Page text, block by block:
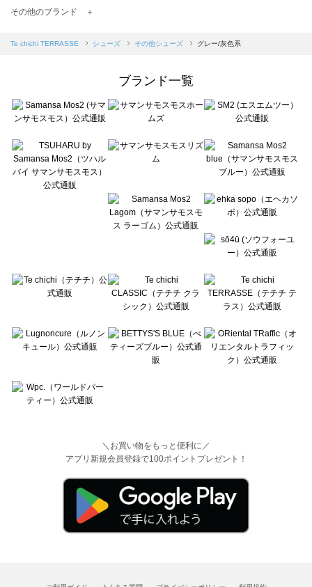
Samansa Mos2 blue（サマンサモスモス ブルー）のその他シューズ一覧
sō4ū（ソウフォーユー）のその他シューズ一覧
Te chichi（テチチ）のその他シューズ一覧
Te chichi CLASSIC（テチチ クラシック）のその他シューズ一覧
Lugnoncure（ルノンキュール）のその他シューズ一覧
BETTY'S BLUE（べティーズブルー）のその他シューズ一覧
Wpc.（ワールドパーティー）のその他シューズ一覧
その他のブランド ＋
Te chichi TERRASSE シューズ その他シューズ グレー/灰色系
ブランド一覧
＼お買い物をもっと便利に／
アプリ新規会員登録で100ポイントプレゼント！